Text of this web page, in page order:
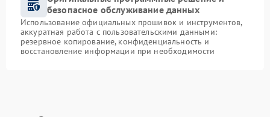
безопасное обслуживание данных
Использование официальных прошивок и инструментов,
аккуратная работа с пользовательскими данными:
резервное копирование, конфиденциальность и
восстановление информации при необходимости